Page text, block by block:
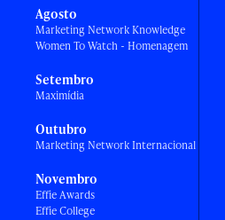
Agosto
Marketing Network Knowledge
Women To Watch - Homenagem
Setembro
Maximídia
Outubro
Marketing Network Internacional
Novembro
Effie Awards
Effie College